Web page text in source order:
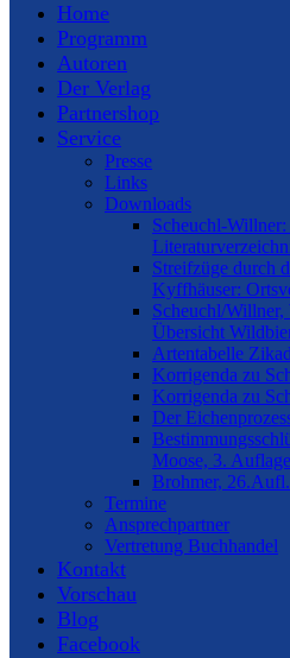
Home
Programm
Autoren
Der Verlag
Partnershop
Service
Presse
Links
Downloads
Scheuchl-
Streifzüge durch
Kyffhäuser:
Scheuchl/Willner,
Übersicht
Artentabelle
Korrigenda zu
Korrigenda zu
Der
Moose, 3. Auflage
Brohmer,
Termine
Ansprechpartner
Vertretung Buchhandel
Kontakt
Vorschau
Blog
Facebook